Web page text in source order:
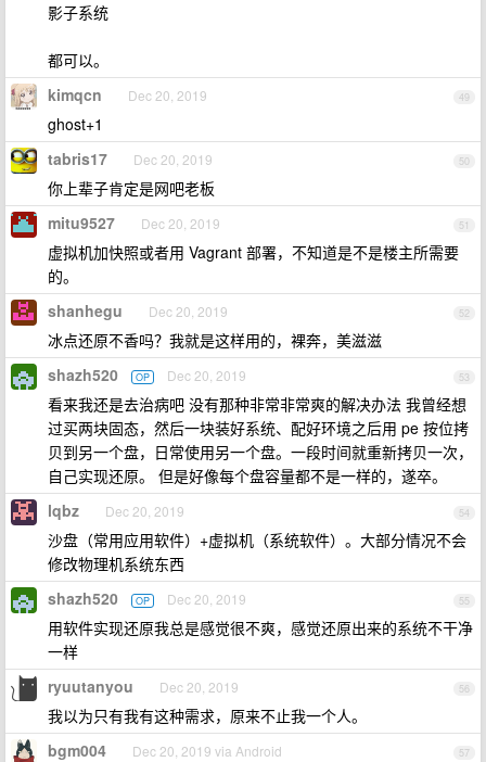
影子系统
都可以。
49
kimqcn Dec 20, 2019
ghost+1
50
tabris17 Dec 20, 2019
你上辈子肯定是网吧老板
51
mitu9527 Dec 20, 2019
虚拟机加快照或者用 Vagrant 部署，不知道是不是楼主所需要
的。
52
shanhegu Dec 20, 2019
冰点还原不香吗？我就是这样用的，裸奔，美滋滋
53
shazh520 OP Dec 20, 2019
看来我还是去治病吧 没有那种非常非常爽的解决办法 我曾经想
过买两块固态，然后一块装好系统、配好环境之后用 pe 按位拷
贝到另一个盘，日常使用另一个盘。一段时间就重新拷贝一次，
自己实现还原。 但是好像每个盘容量都不是一样的，遂卒。
54
lqbz Dec 20, 2019
沙盘（常用应用软件）+虚拟机（系统软件）。大部分情况不会
修改物理机系统东西
55
shazh520 OP Dec 20, 2019
用软件实现还原我总是感觉很不爽，感觉还原出来的系统不干净
一样
56
ryuutanyou Dec 20, 2019
我以为只有我有这种需求，原来不止我一个人。
57
bgm004 Dec 20, 2019 via Android